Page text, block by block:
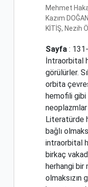
Mehmet
Kazım
KİTİŞ, Nezih
Sayfa :
İntraorbital
görülürler.
orbita
hemofili gibi
Literatürde
bağlı
intraorbital
birkaç
herhangi bir
olmaksızın